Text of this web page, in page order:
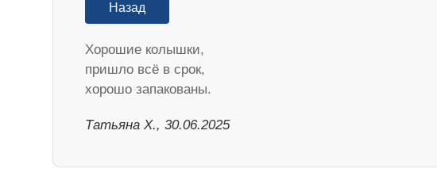
Назад
Хорошие колышки,
пришло всё в срок,
хорошо запакованы.
Татьяна Х., 30.06.2025